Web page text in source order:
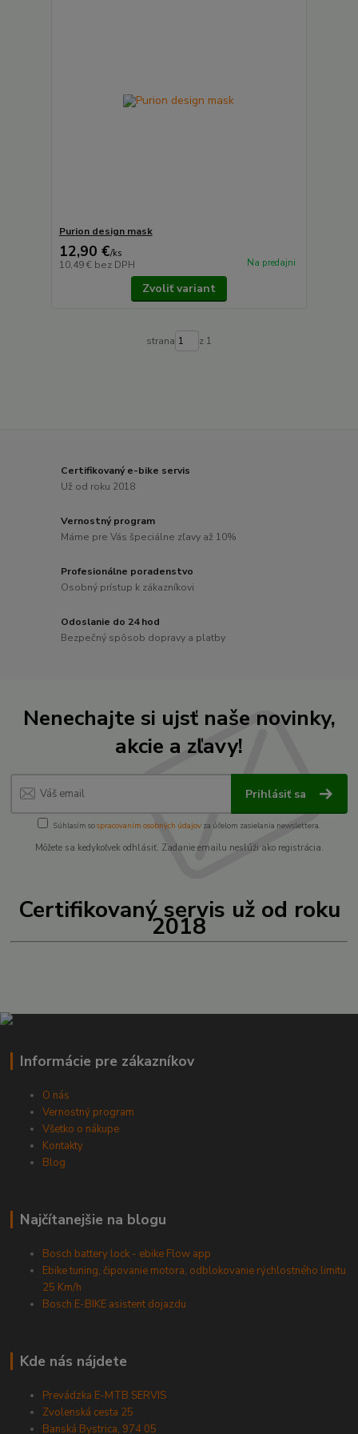
Purion design mask
12,90 €/ks
10,49 € bez DPH Na predajni
Zvoliť variant
strana z 1
Certifikovaný e-bike servis
Už od roku 2018
Vernostný program
Máme pre Vás špeciálne zľavy až 10%
Profesionálne poradenstvo
Osobný prístup k zákazníkovi
Odoslanie do 24 hod
Bezpečný spôsob dopravy a platby
Nenechajte si ujsť naše novinky,
akcie a zľavy!
Prihlásiť sa
Súhlasím sospracovaním osobných údajov za účelom zasielania newslettera.
Môžete sa kedykoľvek odhlásiť. Zadanie emailu neslúži ako registrácia.
Certifikovaný servis už od roku
2018
Informácie pre zákazníkov
O nás
Vernostný program
Všetko o nákupe
Kontakty
Blog
Najčítanejšie na blogu
Bosch battery lock - ebike Flow app
Ebike tuning, čipovanie motora, odblokovanie rýchlostného limitu
25 Km/h
Bosch E-BIKE asistent dojazdu
Kde nás nájdete
Prevádzka E-MTB SERVIS
Zvolenská cesta 25
Banská Bystrica, 974 05